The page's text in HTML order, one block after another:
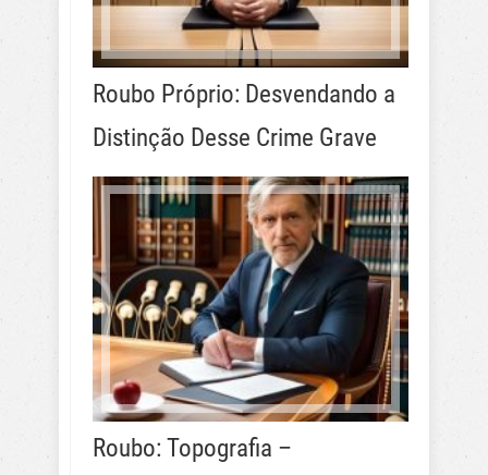
Roubo Próprio: Desvendando a
Distinção Desse Crime Grave
Roubo: Topografia –